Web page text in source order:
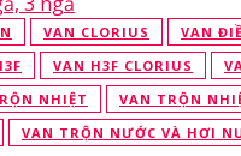
VAN CLORIUS VAN
VAN H3F CLORIUS
NHIỆT VAN TRỘN
VAN TRỘN NƯỚC VÀ HƠI